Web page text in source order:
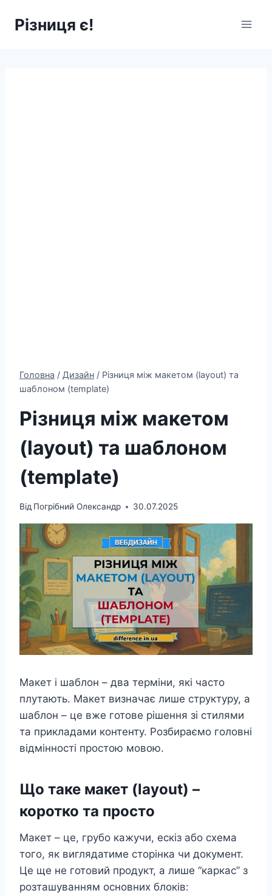
Різниця є!
Головна / Дизайн / Різниця між макетом (layout) та
шаблоном (template)
Різниця між макетом
(layout) та шаблоном
(template)
Від Погрібний Олександр 30.07.2025
Макет і шаблон – два терміни, які часто
плутають. Макет визначає лише структуру, а
шаблон – це вже готове рішення зі стилями
та прикладами контенту. Розбираємо головні
відмінності простою мовою.
Що таке макет (layout) –
коротко та просто
Макет – це, грубо кажучи, ескіз або схема
того, як виглядатиме сторінка чи документ.
Це ще не готовий продукт, а лише “каркас” з
розташуванням основних блоків: